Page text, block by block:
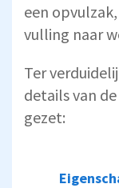
een
vulling naar
Ter
details van
gezet: